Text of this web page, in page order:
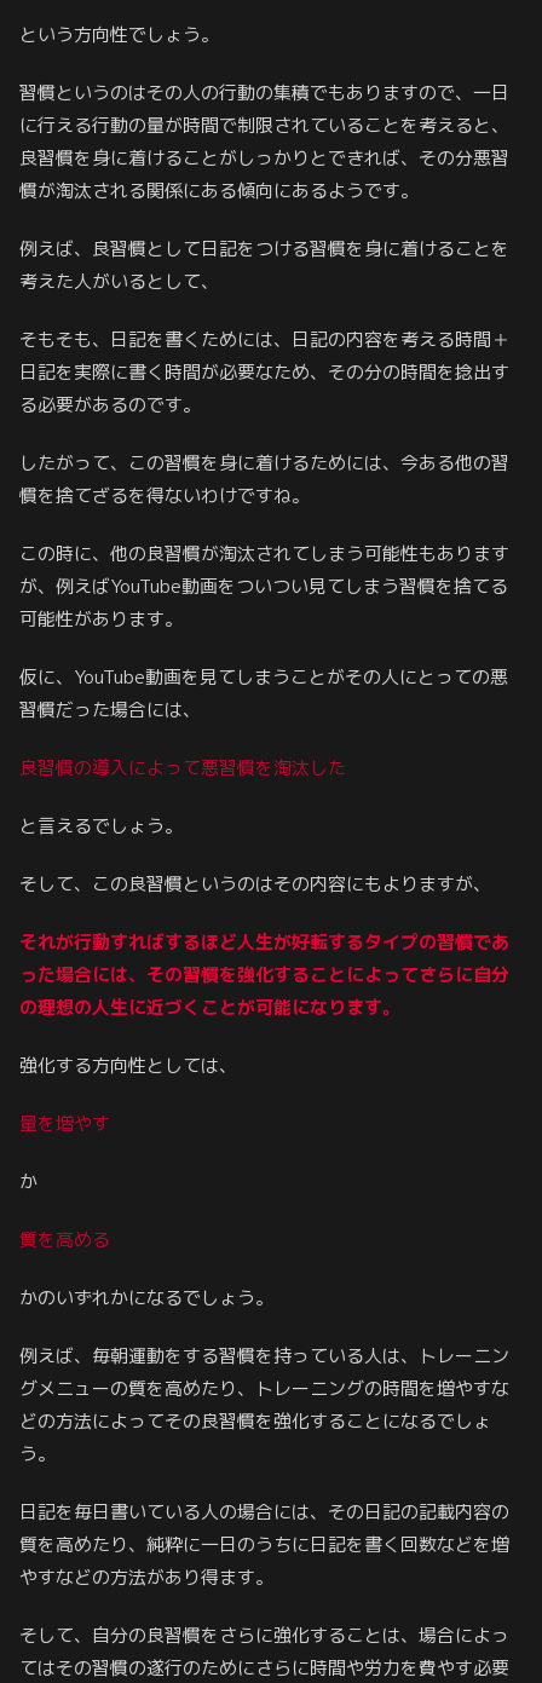
という方向性でしょう。
習慣というのはその人の行動の集積でもありますので、一日
に行える行動の量が時間で制限されていることを考えると、
良習慣を身に着けることがしっかりとできれば、その分悪習
慣が淘汰される関係にある傾向にあるようです。
例えば、良習慣として日記をつける習慣を身に着けることを
考えた人がいるとして、
そもそも、日記を書くためには、日記の内容を考える時間＋
日記を実際に書く時間が必要なため、その分の時間を捻出す
る必要があるのです。
したがって、この習慣を身に着けるためには、今ある他の習
慣を捨てざるを得ないわけですね。
この時に、他の良習慣が淘汰されてしまう可能性もあります
が、例えばYouTube動画をついつい見てしまう習慣を捨てる
可能性があります。
仮に、YouTube動画を見てしまうことがその人にとっての悪
習慣だった場合には、
良習慣の導入によって悪習慣を淘汰した
と言えるでしょう。
そして、この良習慣というのはその内容にもよりますが、
それが行動すればするほど人生が好転するタイプの習慣であ
った場合には、その習慣を強化することによってさらに自分
の理想の人生に近づくことが可能になります。
強化する方向性としては、
量を増やす
か
質を高める
かのいずれかになるでしょう。
例えば、毎朝運動をする習慣を持っている人は、トレーニン
グメニューの質を高めたり、トレーニングの時間を増やすな
どの方法によってその良習慣を強化することになるでしょ
う。
日記を毎日書いている人の場合には、その日記の記載内容の
質を高めたり、純粋に一日のうちに日記を書く回数などを増
やすなどの方法があり得ます。
そして、自分の良習慣をさらに強化することは、場合によっ
てはその習慣の遂行のためにさらに時間や労力を費やす必要